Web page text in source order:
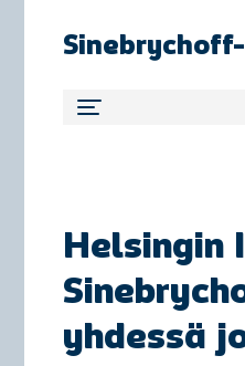
Helsingin
yhdessä